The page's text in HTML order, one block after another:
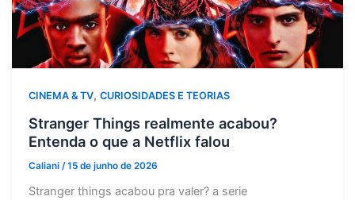
CINEMA & TV,CURIOSIDADES E TEORIAS
Stranger Things realmente acabou?
Entenda o que a Netflix falou
Caliani /15 de junho de 2026
Stranger things acabou pra valer? a serie